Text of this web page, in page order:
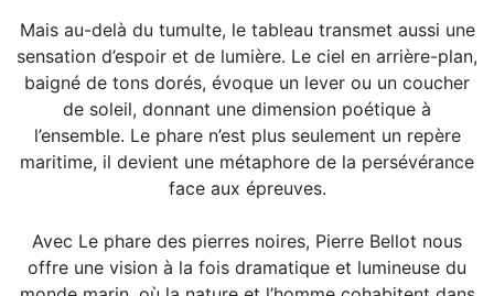
Mais au-delà du tumulte, le tableau transmet aussi une
sensation d’espoir et de lumière. Le ciel en arrière-plan,
baigné de tons dorés, évoque un lever ou un coucher
de soleil, donnant une dimension poétique à
l’ensemble. Le phare n’est plus seulement un repère
maritime, il devient une métaphore de la persévérance
face aux épreuves.
Avec Le phare des pierres noires, Pierre Bellot nous
offre une vision à la fois dramatique et lumineuse du